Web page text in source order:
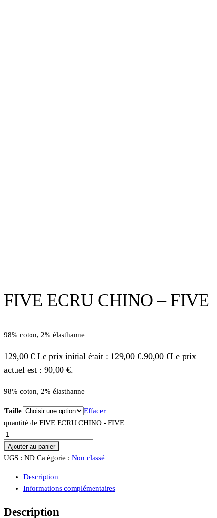
FIVE ECRU CHINO – FIVE
98% coton, 2% élasthanne
129,00€ Le prix initial était : 129,00 €.90,00 €Le prix
actuel est : 90,00 €.
98% coton, 2% élasthanne
Taille
Effacer
quantité de FIVE ECRU CHINO - FIVE
Ajouter au panier
UGS : ND Catégorie : Non classé
Description
Informations complémentaires
Description